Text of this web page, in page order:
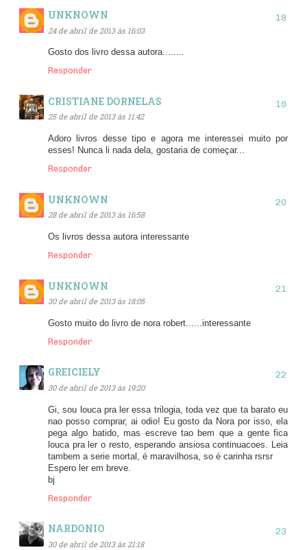
UNKNOWN
24 de abril de 2013 às 16:03
Gosto dos livro dessa autora........
Responder
CRISTIANE DORNELAS
25 de abril de 2013 às 11:42
Adoro livros desse tipo e agora me interessei muito por
esses! Nunca li nada dela, gostaria de começar...
Responder
UNKNOWN
28 de abril de 2013 às 16:58
Os livros dessa autora interessante
Responder
UNKNOWN
30 de abril de 2013 às 18:05
Gosto muito do livro de nora robert......interessante
Responder
GREICIELY
30 de abril de 2013 às 19:20
Gi, sou louca pra ler essa trilogia, toda vez que ta barato eu
nao posso comprar, ai odio! Eu gosto da Nora por isso, ela
pega algo batido, mas escreve tao bem que a gente fica
louca pra ler o resto, esperando ansiosa continuacoes. Leia
tambem a serie mortal, é maravilhosa, so é carinha rsrsr
Espero ler em breve.
bj
Responder
NARDONIO
30 de abril de 2013 às 21:18